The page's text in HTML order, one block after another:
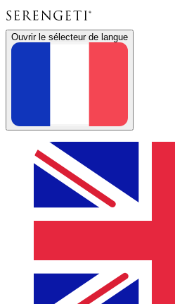
Ouvrir le sélecteur de langue